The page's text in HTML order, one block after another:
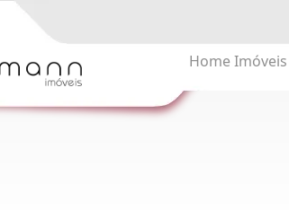
Home Imóveis